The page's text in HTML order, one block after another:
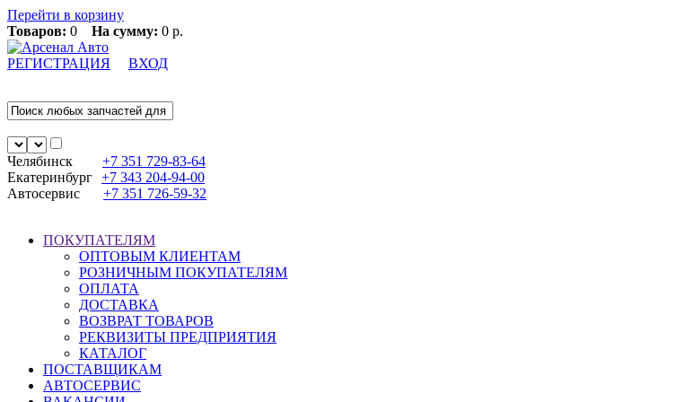
Перейти в корзину
Товаров: 0 На сумму: 0 р.
РЕГИСТРАЦИЯ ВХОД
Челябинск +7 351 729-83-64
Екатеринбург +7 343 204-94-00
Автосервис
+7 351 726-59-32
ПОКУПАТЕЛЯМ
ОПТОВЫМ КЛИЕНТАМ
РОЗНИЧНЫМ ПОКУПАТЕЛЯМ
ОПЛАТА
ДОСТАВКА
ВОЗВРАТ ТОВАРОВ
РЕКВИЗИТЫ ПРЕДПРИЯТИЯ
КАТАЛОГ
ПОСТАВЩИКАМ
АВТОСЕРВИС